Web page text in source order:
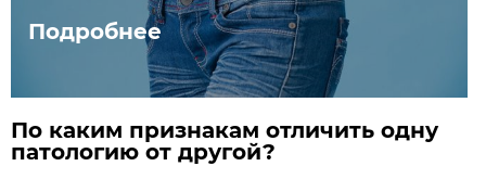
Подробнее
По каким признакам отличить одну
патологию от другой?